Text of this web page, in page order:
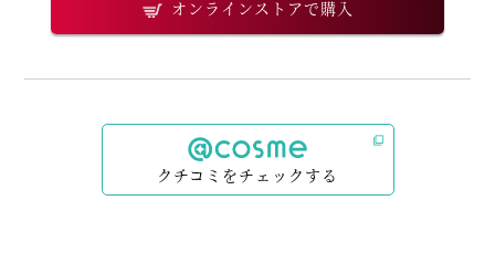
オンラインストアで購入
クチコミをチェックする